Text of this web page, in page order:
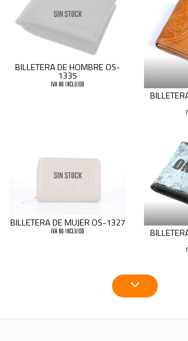
SIN STOCK
BILLETERA DE HOMBRE OS-
1335
IVA NO INCLUIDO
SIN STOCK
BILLETERA DE MUJER OS-1327
IVA NO INCLUIDO